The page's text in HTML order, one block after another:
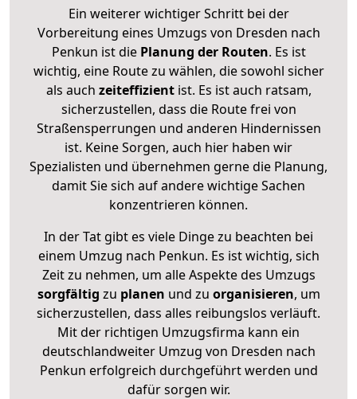
Ein weiterer wichtiger Schritt bei der
Vorbereitung eines Umzugs von Dresden nach
Penkun ist diePlanung der Routen. Es ist
wichtig, eine Route zu wählen, die sowohl sicher
als auch zeiteffizientist. Es ist auch ratsam,
sicherzustellen, dass die Route frei von
Straßensperrungen und anderen Hindernissen
ist. Keine Sorgen, auch hier haben wir
Spezialisten und übernehmen gerne die Planung,
damit Sie sich auf andere wichtige Sachen
konzentrieren können.
In der Tat gibt es viele Dinge zu beachten bei
einem Umzug nach Penkun. Es ist wichtig, sich
Zeit zu nehmen, um alle Aspekte des Umzugs
sorgfältig zu planen und zu organisieren, um
sicherzustellen, dass alles reibungslos verläuft.
Mit der richtigen Umzugsfirma kann ein
deutschlandweiter Umzug von Dresden nach
Penkun erfolgreich durchgeführt werden und
dafür sorgen wir.